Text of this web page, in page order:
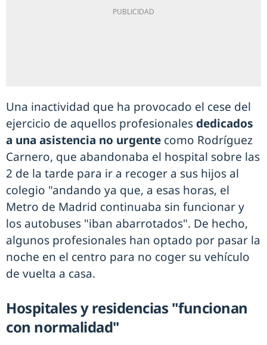
Una inactividad que ha provocado el cese del
ejercicio de aquellos profesionales dedicados
a una asistencia no urgente como Rodríguez
Carnero, que abandonaba el hospital sobre las
2 de la tarde para ir a recoger a sus hijos al
colegio "andando ya que, a esas horas, el
Metro de Madrid continuaba sin funcionar y
los autobuses "iban abarrotados". De hecho,
algunos profesionales han optado por pasar la
noche en el centro para no coger su vehículo
de vuelta a casa.
Hospitales y residencias "funcionan
con normalidad"